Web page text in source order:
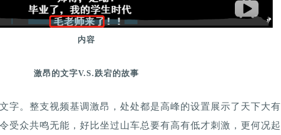
内容
激昂的文字V.S.跌宕的故事
字。整支视频基调激昂，处处都是高峰的设置展示了天下大有
受众共鸣无能，好比坐过山车总要有高有低才刺激，更何况起